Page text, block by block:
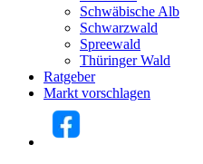
Schwäbische Alb
Schwarzwald
Spreewald
Thüringer Wald
Ratgeber
Markt vorschlagen